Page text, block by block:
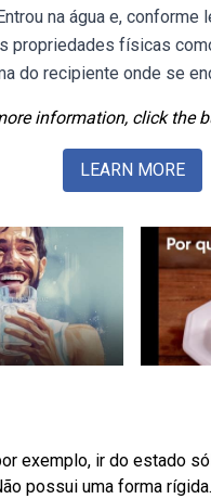
na água e,
propriedades físicas
do recipiente onde se
information, click the
LEARN MORE
exemplo, ir do estado
possui uma forma